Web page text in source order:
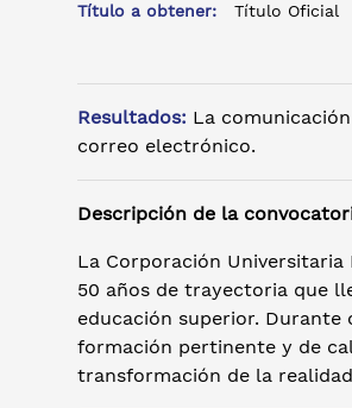
Título a obtener:
Título Oficial
Resultados: La
correo electrónico.
Descripción de la
La Corporación Universitaria
50 años de trayectoria que
educación superior. Durante
formación pertinente y de
transformación de la